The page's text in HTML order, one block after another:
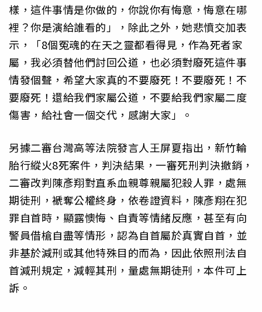
樣，這件事情是你做的，你說你有悔意，悔意在哪
裡？你是演給誰看的」，除此之外，她悲憤交加表
示，「8個冤魂的在天之靈都看得見，作為死者家
屬，我必須替他們討回公道，也必須對廢死這件事
情發個聲，希望大家真的不要廢死！不要廢死！不
要廢死！還給我們家屬公道，不要給我們家屬二度
傷害，給社會一個交代，感謝大家」。
另據二審台灣高等法院發言人王屏夏指出，新竹輪
胎行縱火8死案件，判決結果，一審死刑判決撤銷，
二審改判陳彥翔對直系血親尊親屬犯殺人罪，處無
期徒刑，褫奪公權終身，依卷證資料，陳彥翔在犯
罪自首時，顯露懊悔、自責等情緒反應，甚至有向
警員借槍自盡等情形，認為自首屬於真實自首，並
非基於減刑或其他特殊目的而為，因此依照刑法自
首減刑規定，減輕其刑，量處無期徒刑，本件可上
訴。